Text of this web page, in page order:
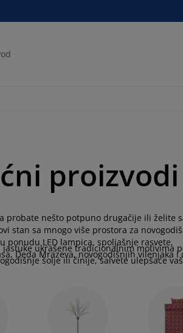
probate nešto potpuno drugačije ili želite
stan sa mnogo više prostora za
ponudu LED lampica, spoljašnje rasvete,
Deda Mrazeva, novogodišnjih vilenjaka i
ukrašene tradicionalnim motivima
šolje ili činije, salvete ulepšaće